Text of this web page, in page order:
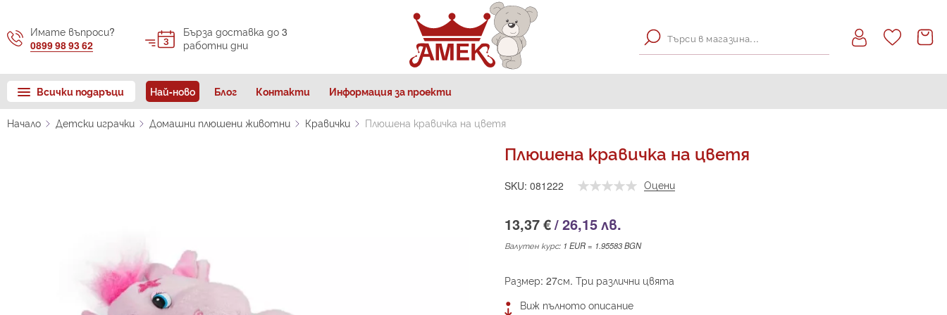
Имате въпроси?
0899 98 93 62
Бърза доставка до 3
работни дни
Всички подаръци Най-ново Блог Контакти Информация за проекти
Начало Детски играчки Домашни плюшени животни Кравички Плюшена кравичка на цветя
Плюшена кравичка на цветя
SKU 081222 Оцени
13,37 €/26,15 лв.
Валутен курс: 1 EUR = 1.95583 BGN
Размер: 27см. Три различни цвята
Виж пълното описание